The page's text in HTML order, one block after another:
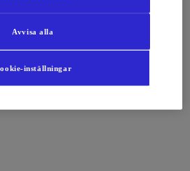
inställningar
Avvisa alla